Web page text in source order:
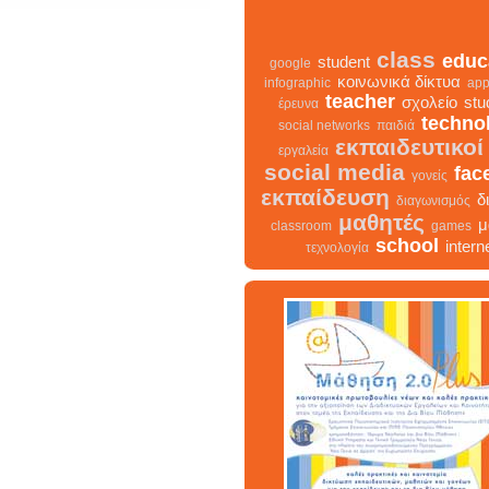
google student class
infographic κοινωνικά δίκτυα
έρευνα
teacher σχολείο
παιδιά
εργαλεία εκπαιδευτικοί
social media γονείς
εκπαίδευση διαγωνισμός
μαθητές games
τεχνολογία school
σχολείο infographic class
facebook teacher
κοινωνικά δίκτυα γονείς
εκπαίδευση
εκπαιδευτικοί classroom
student παιδιά games